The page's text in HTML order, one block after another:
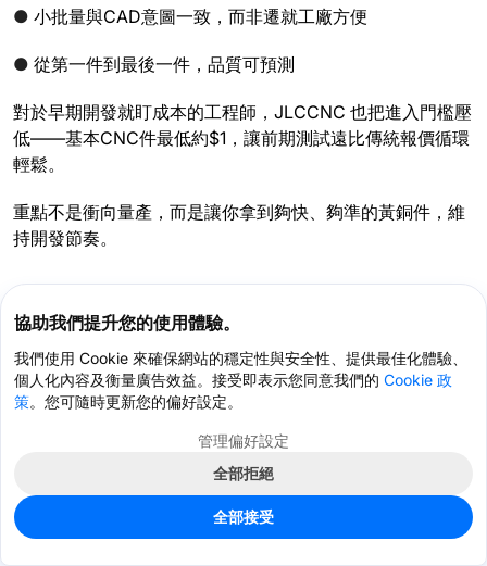
● 小批量與CAD意圖一致，而非遷就工廠方便
● 從第一件到最後一件，品質可預測
對於早期開發就盯成本的工程師，JLCCNC 也把進入門檻壓
低——基本CNC件最低約$1，讓前期測試遠比傳統報價循環
輕鬆。
重點不是衝向量產，而是讓你拿到夠快、夠準的黃銅件，維
持開發節奏。
哪些黃銅牌號適合CNC加工？
易切削黃銅牌號最常見，因其切削行為乾淨、表面優異。依
黃銅適合高公差CNC件嗎？
是。黃銅是精密CNC最穩定、可預測的材料之一，尤其適合
小特徵、螺紋與緊公差。
協助我們提升您的使用體驗。
我們使用 Cookie 來確保網站的穩定性與安全性、提供最佳化體驗、
個人化內容及衡量廣告效益。接受即表示您同意我們的 Cookie 政
策。您可隨時更新您的偏好設定。
管理偏好設定
全部拒絕
全部接受